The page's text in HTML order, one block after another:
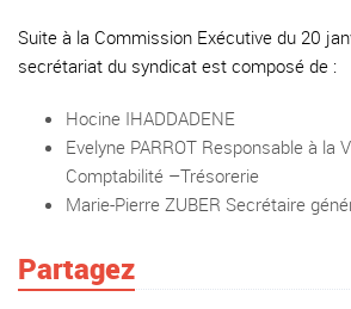
Suite à la Commission Exécutive du 20
secrétariat du syndicat est composé de :
Hocine IHADDADENE
Evelyne PARROT Responsable à la
Comptabilité –Trésorerie
Marie-Pierre ZUBER Secrétaire
Partagez